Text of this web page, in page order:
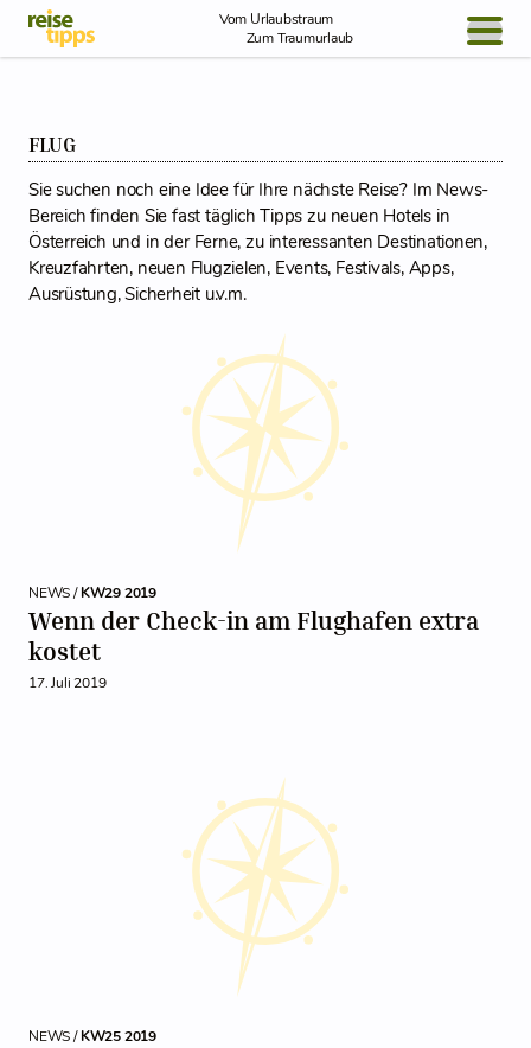
Skip to Content
Vom Urlaubstraum
Zum Traumurlaub
REISEIDEEN
FLUG
Sie suchen noch eine Idee für Ihre nächste Reise? Im News-
Bereich finden Sie fast täglich Tipps zu neuen Hotels in
Österreich und in der Ferne, zu interessanten Destinationen,
Kreuzfahrten, neuen Flugzielen, Events, Festivals, Apps,
Ausrüstung, Sicherheit u.v.m.
NEWS /KW29 2019
Wenn der Check-in am Flughafen extra
kostet
17. Juli 2019
NEWS /KW25 2019